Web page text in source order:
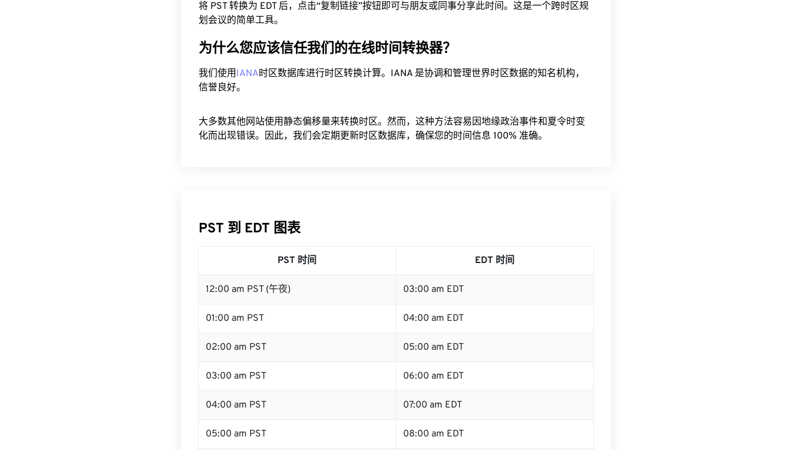
将 PST 转换为 EDT 后，点击“复制链接”按钮即可与朋友或同事分享此时间。这是一个跨时区规
划会议的简单工具。
为什么您应该信任我们的在线时间转换器？
我们使用IANA时区数据库进行时区转换计算。IANA 是协调和管理世界时区数据的知名机构，
信誉良好。
大多数其他网站使用静态偏移量来转换时区。然而，这种方法容易因地缘政治事件和夏令时变
化而出现错误。因此，我们会定期更新时区数据库，确保您的时间信息 100% 准确。
PST 到 EDT 图表
PST 时间 EDT 时间
12:00 am PST (午夜) 03:00 am EDT
01:00 am PST 04:00 am EDT
02:00 am PST 05:00 am EDT
03:00 am PST 06:00 am EDT
04:00 am PST 07:00 am EDT
05:00 am PST 08:00 am EDT